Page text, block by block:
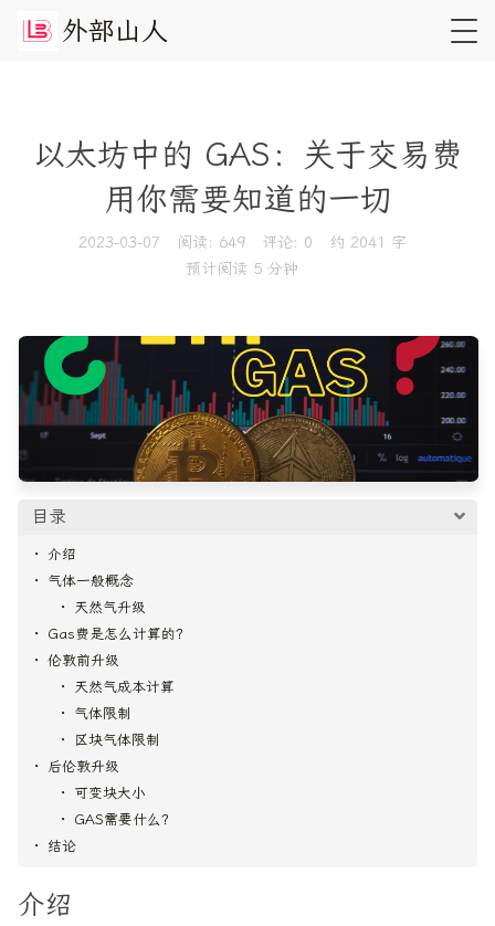
外部山 人
以太坊中的 GAS：关于交易费
用你需要知道的一切
2023-03-07 阅读: 649 评论: 0
约 2041 字
预计阅读 5 分钟
目录
介绍
气体一般概念
天然气升级
Gas费是怎么计算的？
伦敦前升级
天然气成本计算
气体限制
区块气体限制
后伦敦升级
可变块大小
GAS需要什么？
结论
介绍